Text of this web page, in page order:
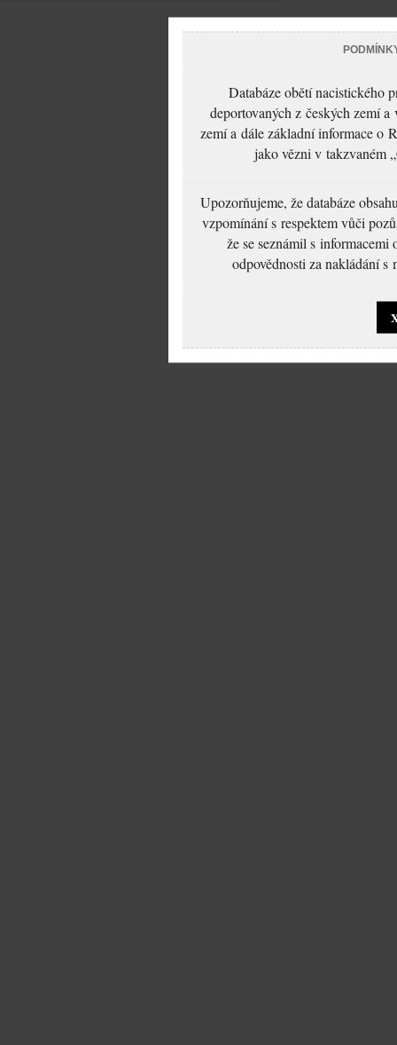
Databáze obětí nacistického
deportovaných z českých zemí
zemí a dále základní informace o
jako vězni v takzvaném
Upozorňujeme, že databáze
vzpomínání s respektem vůči
že se seznámil s
odpovědnosti za nakládání